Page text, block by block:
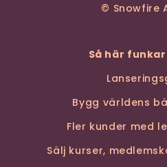
© Snowfire
Så här
Bygg världens
Fler kunder med
Sälj kurser,